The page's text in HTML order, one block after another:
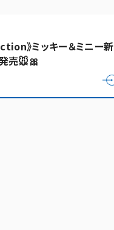
》ミッキー＆ミニー新
売🐭🎀